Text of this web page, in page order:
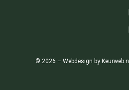
© 2026 – Webdesign by Keurweb.nl